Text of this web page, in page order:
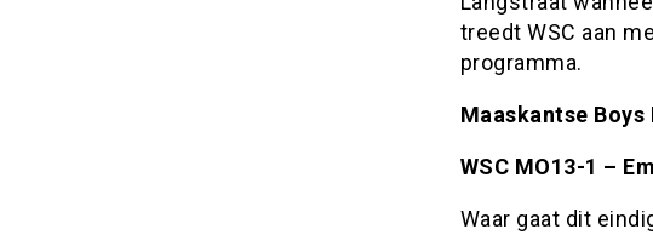
treedt WSC aan
programma.
Maaskantse Boys
WSC MO13-1 –
Waar gaat dit